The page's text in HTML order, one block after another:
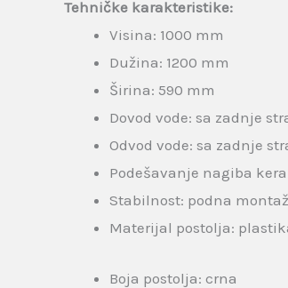
Tehničke karakteristike:
Visina: 1000 mm
Dužina: 1200 mm
Širina: 590 mm
Dovod vode: sa zadnje
Odvod vode: sa zadnje
Podešavanje nagiba
Stabilnost: podna
Materijal postolja:
Boja postolja: crna